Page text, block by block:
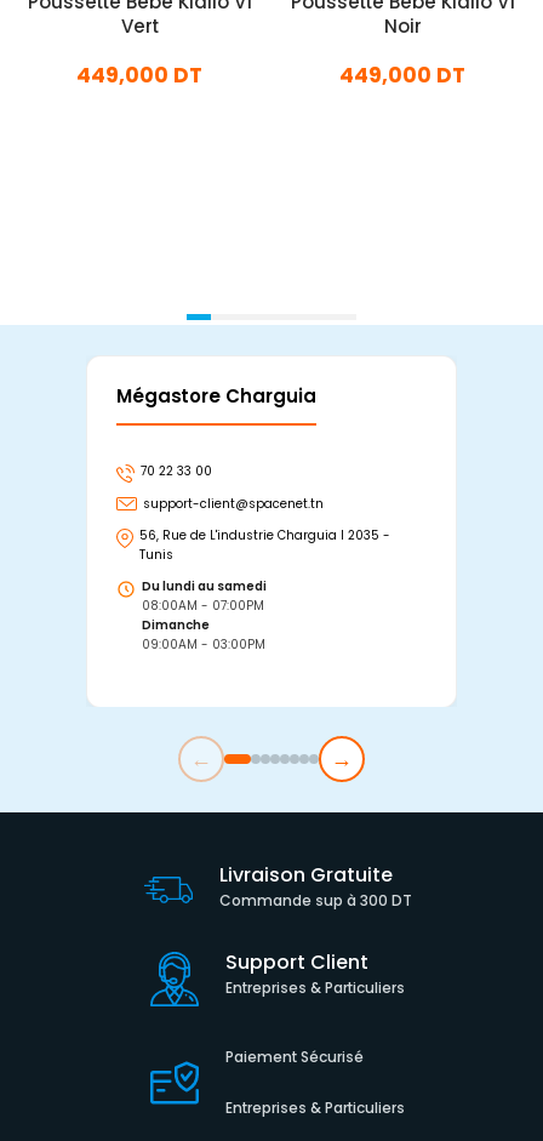
Vert
449,000 DT
Noir
449,000 DT
Mégastore Charguia
70 22 33 00
support-client@spacenet.tn
56, Rue de L'industrie Charguia I 2035 -
Tunis
Du lundi au samedi
08:00AM - 07:00PM
Dimanche
09:00AM - 03:00PM
← →
Livraison Gratuite
Commande sup à 300 DT
Support Client
Entreprises & Particuliers
Paiement Sécurisé
Entreprises & Particuliers